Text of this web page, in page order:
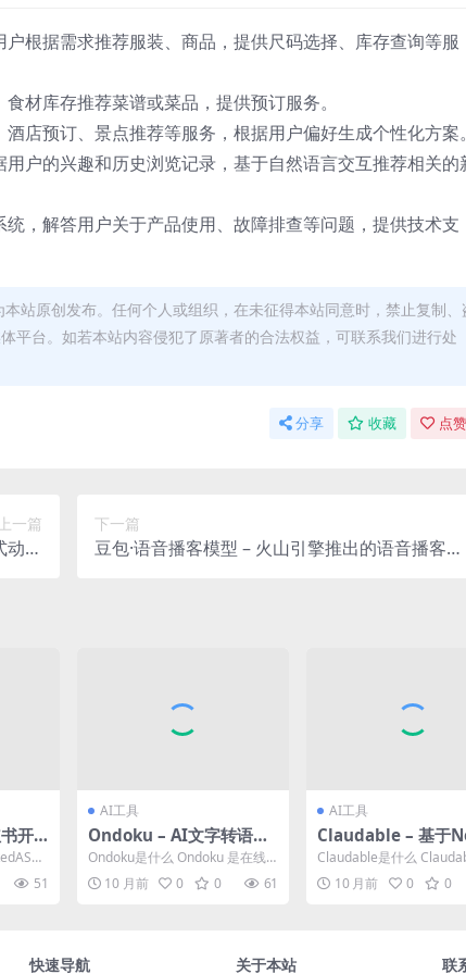
户根据需求推荐服装、商品，提供尺码选择、库存查询等服
材库存推荐菜谱或菜品，提供预订服务。
店预订、景点推荐等服务，根据用户偏好生成个性化方案。
用户的兴趣和历史浏览记录，基于自然语言交互推荐相关的
，解答用户关于产品使用、故障排查等问题，提供技术支
站原创发布。任何个人或组织，在未征得本站同意时，禁止复制、
平台。如若本站内容侵犯了原著者的合法权益，可联系我们进行处
分享 收藏 点
上一篇
漫
下一篇
豆包·语音播客模型 – 火山引擎推出的语音播客模
开
型
语音
51
AI工具
Ondoku – AI文字转语音
工具，提供文本输入和图
片文字提取功能
Ondoku是什么 Ondoku 是在线
文字转语音（TTS）工具，能将
文本转换成...
10 月前 0 0 61
AI工具
Claudable – 基于
s的开源Web应用构
Claudable是什么
于Next.js的开源Web应用...
10 月前 0 0
快速导航 关于本站 联